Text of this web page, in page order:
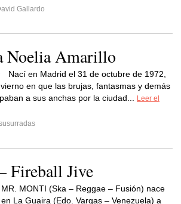
Gallardo
Noelia Amarillo
Nací en Madrid el 31 de octubre de 1972,
en que las brujas, fantasmas y demás
a sus anchas por la ciudad...
Leer el
Fireball Jive
MR. MONTI (Ska – Reggae – Fusión) nace
en La Guaira (Edo. Vargas – Venezuela) a